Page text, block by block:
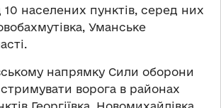
10 населених пунктів, серед них
Уманське
напрямку Сили оборони
ворога в районах